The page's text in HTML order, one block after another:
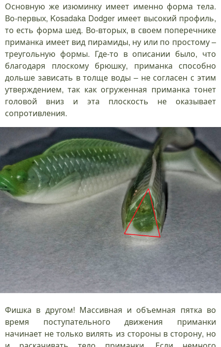
Основную же изюминку имеет именно форма тела.
Во-первых, Kosadaka Dodger имеет высокий профиль,
то есть форма шед. Во-вторых, в своем поперечнике
приманка имеет вид пирамиды, ну или по простому –
треугольную формы. Где-то в описании было, что
благодаря плоскому брюшку, приманка способно
дольше зависать в толще воды – не согласен с этим
утверждением, так как огруженная приманка тонет
головой вниз и эта плоскость не оказывает
сопротивления.
Фишка в другом! Массивная и объемная пятка во
время поступательного движения приманки
начинает не только вилять из стороны в сторону, но